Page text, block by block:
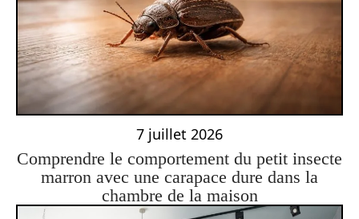
7 juillet 2026
Comprendre le comportement du petit insecte
marron avec une carapace dure dans la
chambre de la maison